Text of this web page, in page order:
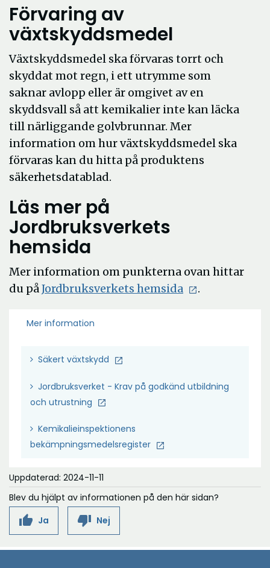
Förvaring av
växtskyddsmedel
Växtskyddsmedel ska förvaras torrt och
skyddat mot regn, i ett utrymme som
saknar avlopp eller är omgivet av en
skyddsvall så att kemikalier inte kan läcka
till närliggande golvbrunnar. Mer
information om hur växtskyddsmedel ska
förvaras kan du hitta på produktens
säkerhetsdatablad.
Läs mer på
Jordbruksverkets
hemsida
Mer information om punkterna ovan hittar
du påJordbruksverkets hemsida .
Mer information
Säkert växtskydd
Jordbruksverket - Krav på godkänd utbildning
och utrustning
Kemikalieinspektionens
bekämpningsmedelsregister
Uppdaterad: 2024-11-11
Blev du hjälpt av informationen på den här sidan?
thumb_up Ja thumb_down Nej